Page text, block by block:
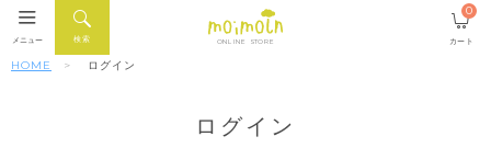
ONLINE STORE
検索
メニュー カート
0
HOME ログイン
ログイン